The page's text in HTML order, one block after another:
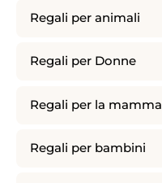
Regali per animali
Regali per Donne
Regali per la mamma
Regali per bambini